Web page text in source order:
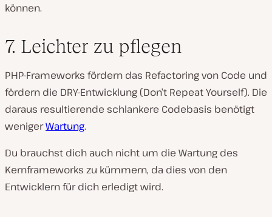
können.
7. Leichter zu pflegen
PHP-Frameworks fördern das Refactoring von Code und
fördern die DRY-Entwicklung (Don’t Repeat Yourself). Die
daraus resultierende schlankere Codebasis benötigt
wenigerWartung.
Du brauchst dich auch nicht um die Wartung des
Kernframeworks zu kümmern, da dies von den
Entwicklern für dich erledigt wird.